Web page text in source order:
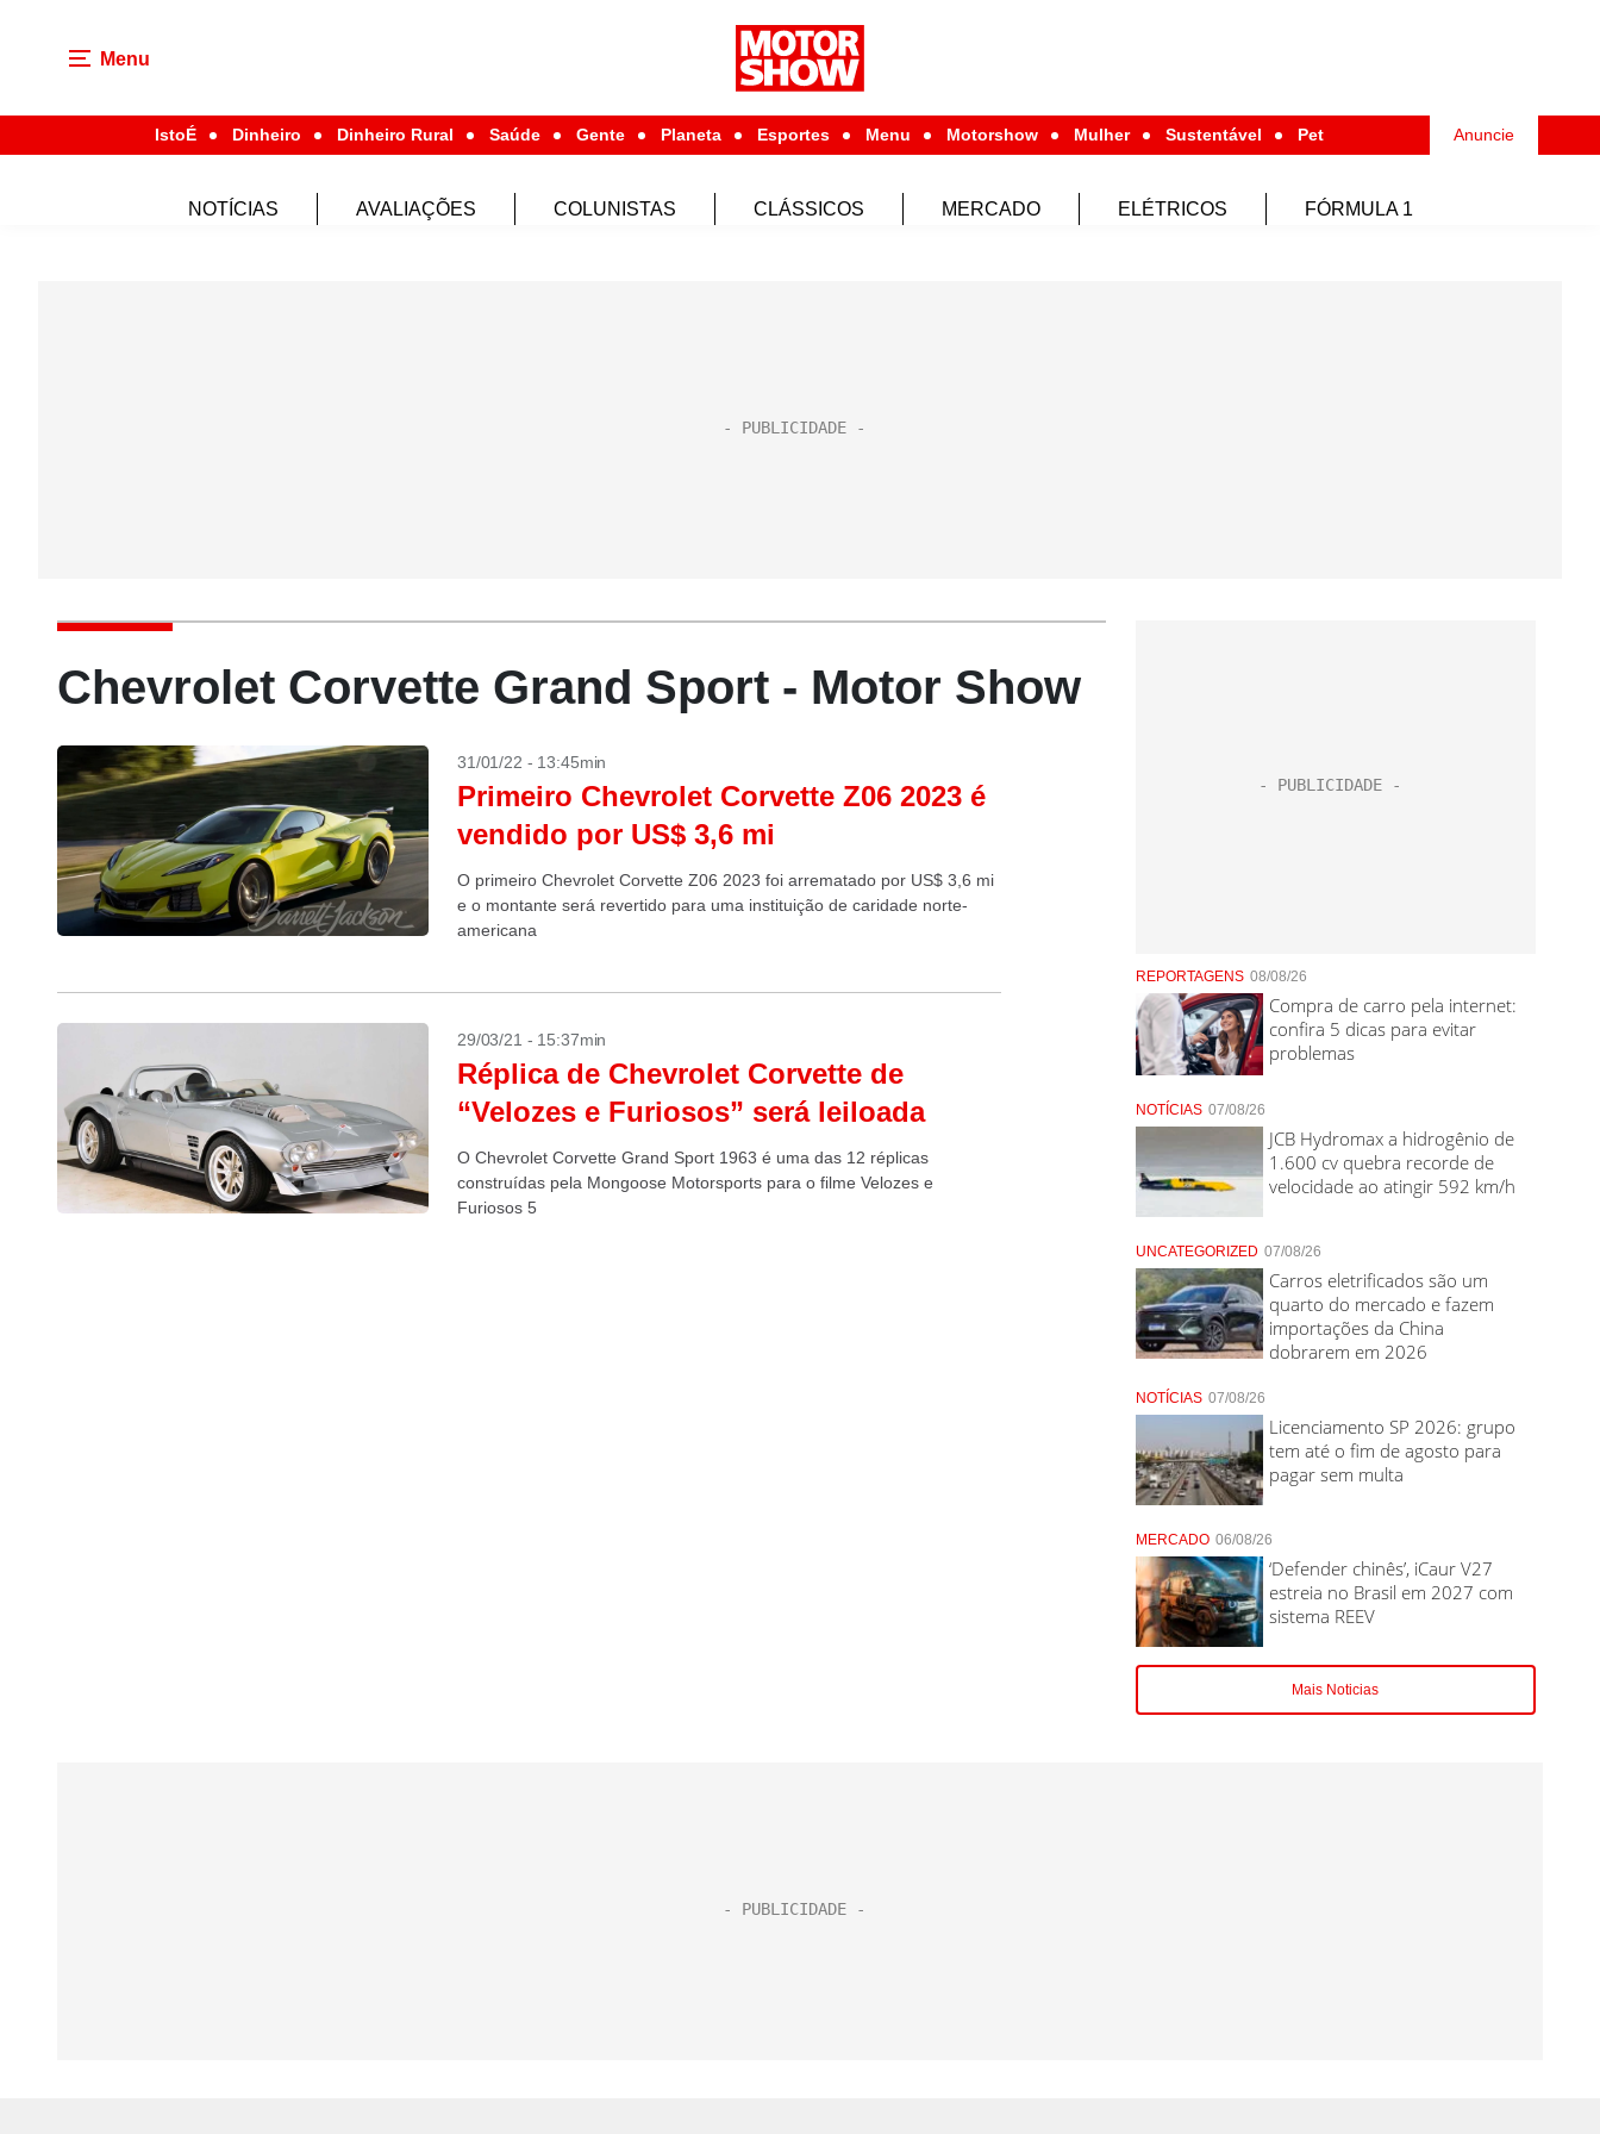
Menu
IstoÉ Dinheiro Dinheiro Rural Saúde Gente Planeta Esportes Menu Motorshow Mulher Sustentável Pet Anuncie
NOTÍCIAS AVALIAÇÕES COLUNISTAS CLÁSSICOS MERCADO ELÉTRICOS FÓRMULA 1
Chevrolet Corvette Grand Sport - Motor Show
31/01/22 - 13:45min
Primeiro Chevrolet Corvette Z06 2023 é
vendido por US$ 3,6 mi
O primeiro Chevrolet Corvette Z06 2023 foi arrematado por US$ 3,6 mi
e o montante será revertido para uma instituição de caridade norte-
americana
29/03/21 - 15:37min
Réplica de Chevrolet Corvette de
“Velozes e Furiosos” será leiloada
O Chevrolet Corvette Grand Sport 1963 é uma das 12 réplicas
construídas pela Mongoose Motorsports para o filme Velozes e
Furiosos 5
REPORTAGENS 08/08/26
Compra de carro pela internet:
confira 5 dicas para evitar
problemas
NOTÍCIAS 07/08/26
JCB Hydromax a hidrogênio de
1.600 cv quebra recorde de
velocidade ao atingir 592 km/h
UNCATEGORIZED 07/08/26
Carros eletrificados são um
quarto do mercado e fazem
importações da China
dobrarem em 2026
NOTÍCIAS 07/08/26
Licenciamento SP 2026: grupo
tem até o fim de agosto para
pagar sem multa
MERCADO 06/08/26
‘Defender chinês’, iCaur V27
estreia no Brasil em 2027 com
sistema REEV
Mais Noticias